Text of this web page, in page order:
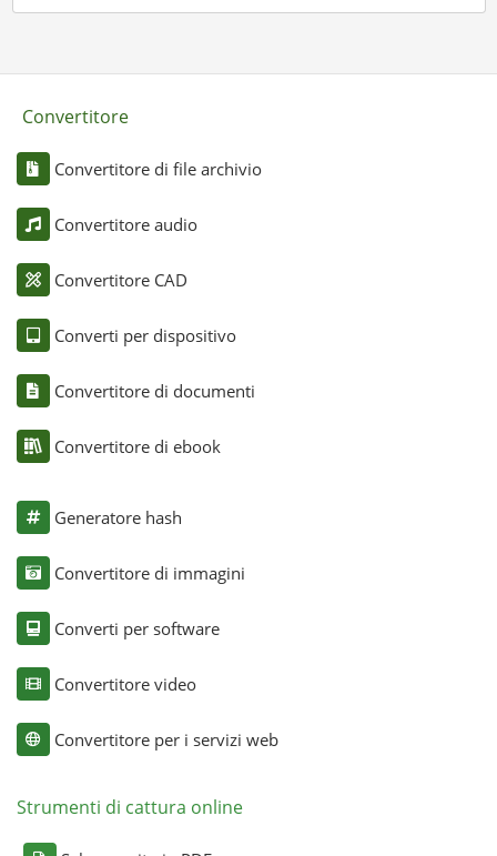
Convertitore
Convertitore di file archivio
Convertitore audio
Convertitore CAD
Converti per dispositivo
Convertitore di documenti
Convertitore di ebook
Generatore hash
Convertitore di immagini
Converti per software
Convertitore video
Convertitore per i servizi web
Strumenti di cattura online